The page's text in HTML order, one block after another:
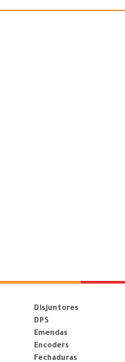
Disjuntores
DPS
Emendas
Encoders
Fechaduras